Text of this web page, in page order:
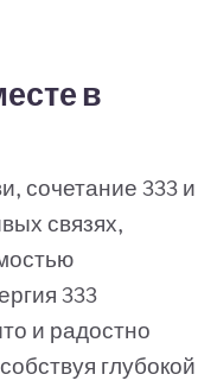
в
сочетание 333 и
связях,
333
и радостно
глубокой